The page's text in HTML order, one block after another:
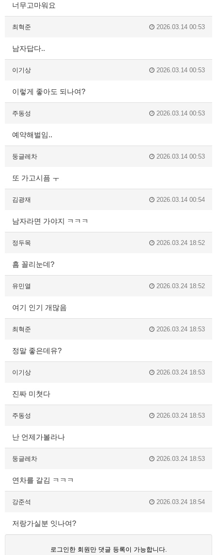
너무고마워요
최혁준 2026.03.14 00:53
남자답다..
이기상 2026.03.14 00:53
이렇게 좋아도 되나여?
주동성 2026.03.14 00:53
예약해벌임..
둥글레차 2026.03.14 00:53
또 가고시픔 ㅜ
김광재 2026.03.14 00:54
남자라면 가야지 ㅋㅋㅋ
정두목 2026.03.24 18:52
흠 꼴리눈데?
유민열 2026.03.24 18:52
여기 인기 개많음
최혁준 2026.03.24 18:53
정말 좋은데유?
이기상 2026.03.24 18:53
진짜 미쳣다
주동성 2026.03.24 18:53
난 언제가볼라나
둥글레차 2026.03.24 18:53
연차를 갈김 ㅋㅋㅋ
강준석 2026.03.24 18:54
저랑가실분 잇나여?
로그인한 회원만 댓글 등록이 가능합니다.